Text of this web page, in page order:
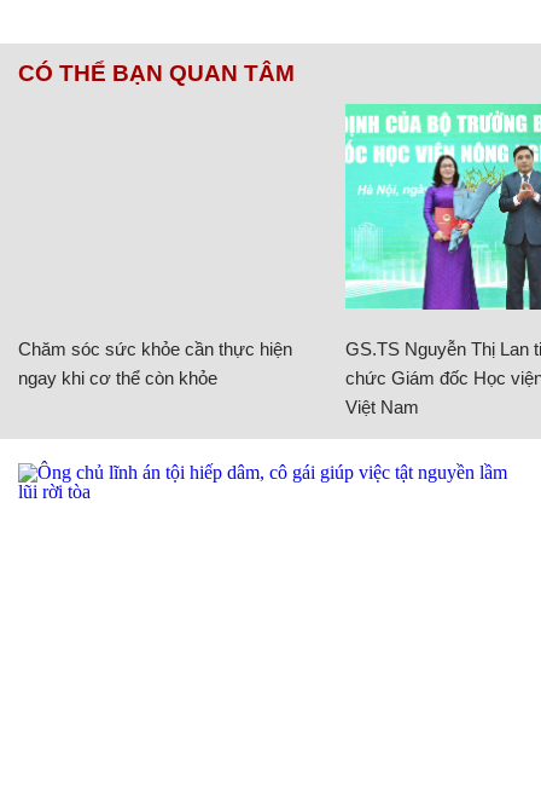
CÓ THỂ BẠN QUAN TÂM
Chăm sóc sức khỏe cần thực hiện
ngay khi cơ thể còn khỏe
GS.TS Nguyễn Thị Lan
chức Giám đốc Học
Việt Nam